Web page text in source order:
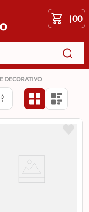
|00
DECORATIVO